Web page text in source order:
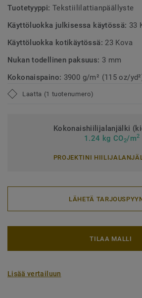
Tuotetyyppi: Tekstiililattianpäällyste
Käyttöluokka julkisessa käytössä: 33
Käyttöluokka kotikäytössä: 23 Kova
Nukan todellinen paksuus: 3 mm
Kokonaispaino: 3900 g/m² (115 oz/
Laatta (1 tuotenumero)
Kokonaishiilijalanjälki
1.24 kg CO2/m2
PROJEKTINI
LÄHETÄ
TILAA MALLI
Lisää vertailuun